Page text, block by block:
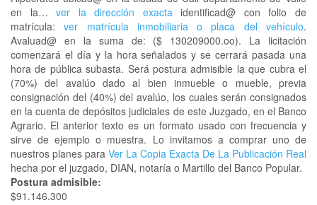
en la…ver la dirección exactaidentificad@ con folio de
matrícula:ver matrícula inmobiliaria o placa del vehículo.
Avaluad@ en la suma de: ($ 130209000.oo). La licitación
comenzará el día y la hora señalados y se cerrará pasada una
hora de pública subasta. Será postura admisible la que cubra el
(70%) del avalúo dado al bien inmueble o mueble, previa
consignación del (40%) del avalúo, los cuales serán consignados
en la cuenta de depósitos judiciales de este Juzgado, en el Banco
Agrario. El anterior texto es un formato usado con frecuencia y
sirve de ejemplo o muestra. Lo invitamos a comprar uno de
nuestros planes para Ver La Copia Exacta De La Publicación Real
hecha por el juzgado, DIAN, notaría o Martillo del Banco Popular.
Postura admisible:
$91.146.300